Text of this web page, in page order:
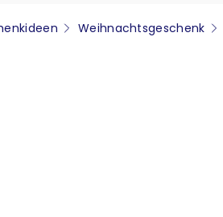
Weihnachtsgeschenk